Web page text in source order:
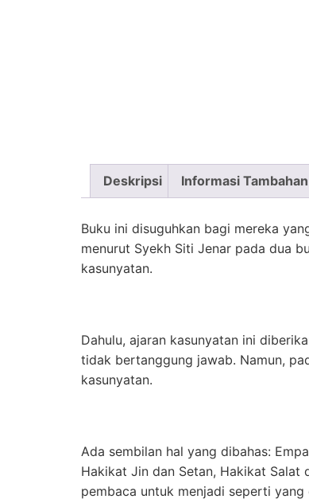
Deskripsi Informasi Tambahan
Buku ini disuguhkan bagi mereka
menurut Syekh Siti Jenar pada dua
kasunyatan.
Dahulu, ajaran kasunyatan ini
tidak bertanggung jawab. Namun,
kasunyatan.
Ada sembilan hal yang dibahas:
Hakikat Jin dan Setan, Hakikat
pembaca untuk menjadi seperti yang